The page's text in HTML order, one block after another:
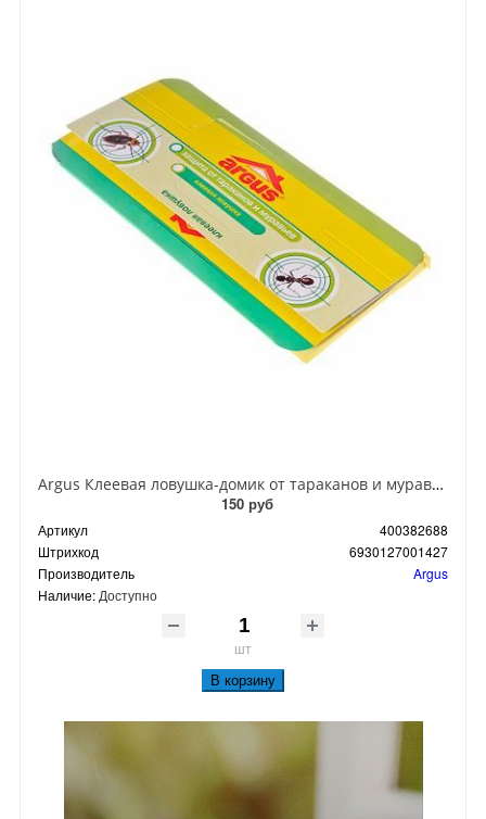
Argus Клеевая ловушка-домик от тараканов и муравьев
150 руб
Артикул
400382688
Штрихкод
6930127001427
Производитель
Argus
Наличие: Доступно
шт
В корзину